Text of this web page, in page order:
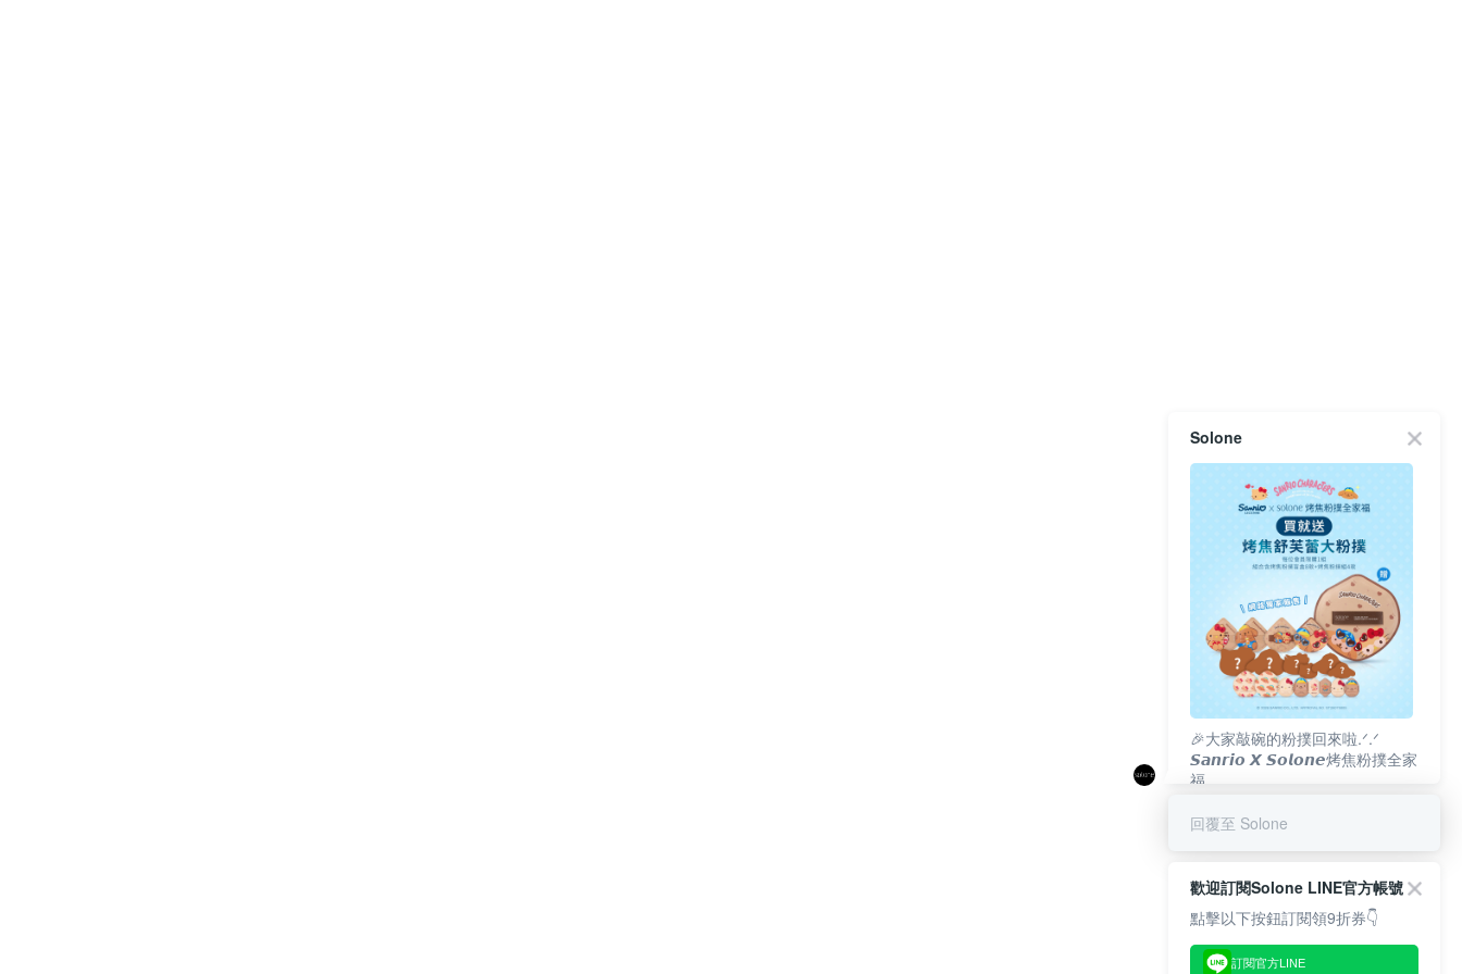
Solone
🎉大家敲碗的粉撲回來啦.ᐟ‪‪.ᐟ
𝙎𝙖𝙣𝙧𝙞𝙤 𝙓 𝙎𝙤𝙡𝙤𝙣𝙚烤焦粉撲全家
福
回覆至 Solone
歡迎訂閱Solone LINE官方帳號
點擊以下按鈕訂閱領9折券👇
訂閱官方LINE